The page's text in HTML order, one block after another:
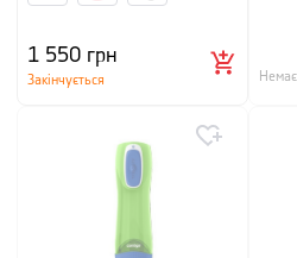
1 550 грн
Закінчується